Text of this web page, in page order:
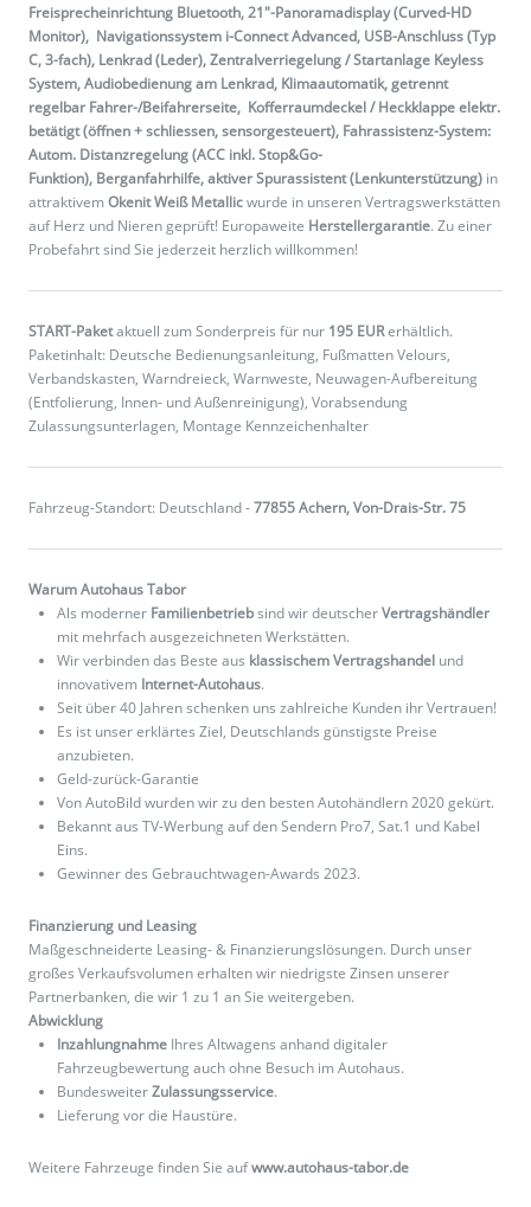
Freisprecheinrichtung Bluetooth, 21"-Panoramadisplay (Curved-HD
Monitor), Navigationssystem i-Connect Advanced, USB-Anschluss (Typ
C, 3-fach), Lenkrad (Leder), Zentralverriegelung / Startanlage Keyless
System, Audiobedienung am Lenkrad, Klimaautomatik, getrennt
regelbar Fahrer-/Beifahrerseite, Kofferraumdeckel / Heckklappe elektr.
betätigt (öffnen + schliessen, sensorgesteuert), Fahrassistenz-System:
Autom. Distanzregelung (ACC inkl. Stop&Go-
Funktion), Berganfahrhilfe, aktiver Spurassistent (Lenkunterstützung) in
attraktivemOkenit Weiß Metallicwurde in unseren Vertragswerkstätten
auf Herz und Nieren geprüft! Europaweite Herstellergarantie. Zu einer
Probefahrt sind Sie jederzeit herzlich willkommen!
START-Paketaktuell zum Sonderpreis für nur 195 EURerhältlich.
Paketinhalt: Deutsche Bedienungsanleitung, Fußmatten Velours,
Verbandskasten, Warndreieck, Warnweste, Neuwagen-Aufbereitung
(Entfolierung, Innen- und Außenreinigung), Vorabsendung
Zulassungsunterlagen, Montage Kennzeichenhalter
Fahrzeug-Standort: Deutschland -77855 Achern, Von-Drais-Str. 75
Warum Autohaus Tabor
Als moderner Familienbetriebsind wir deutscherVertragshändler
mit mehrfach ausgezeichneten Werkstätten.
Wir verbinden das Beste aus klassischem Vertragshandel und
innovativem Internet-Autohaus.
Seit über 40 Jahren schenken uns zahlreiche Kunden ihr Vertrauen!
Es ist unser erklärtes Ziel, Deutschlands günstigste Preise
anzubieten.
Geld-zurück-Garantie
Von AutoBild wurden wir zu den besten Autohändlern 2020 gekürt.
Bekannt aus TV-Werbung auf den Sendern Pro7, Sat.1 und Kabel
Eins.
Gewinner des Gebrauchtwagen-Awards 2023.
Finanzierung und Leasing
Maßgeschneiderte Leasing- & Finanzierungslösungen. Durch unser
großes Verkaufsvolumen erhalten wir niedrigste Zinsen unserer
Partnerbanken, die wir 1 zu 1 an Sie weitergeben.
Abwicklung
Inzahlungnahme Ihres Altwagens anhand digitaler
Fahrzeugbewertung auch ohne Besuch im Autohaus.
BundesweiterZulassungsservice.
Lieferung vor die Haustüre.
Weitere Fahrzeuge finden Sie aufwww.autohaus-tabor.de